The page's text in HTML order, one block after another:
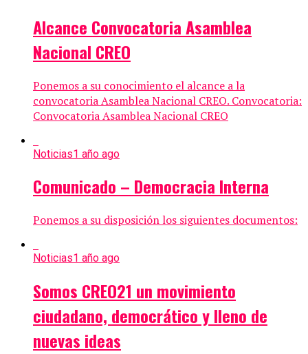
Alcance Convocatoria Asamblea
Nacional CREO
Ponemos a su conocimiento el alcance a la
convocatoria Asamblea Nacional CREO. Convocatoria:
Convocatoria Asamblea Nacional CREO
Noticias1 año ago
Comunicado – Democracia Interna
Ponemos a su disposición los siguientes documentos:
Noticias1 año ago
Somos CREO21 un movimiento
ciudadano, democrático y lleno de
nuevas ideas